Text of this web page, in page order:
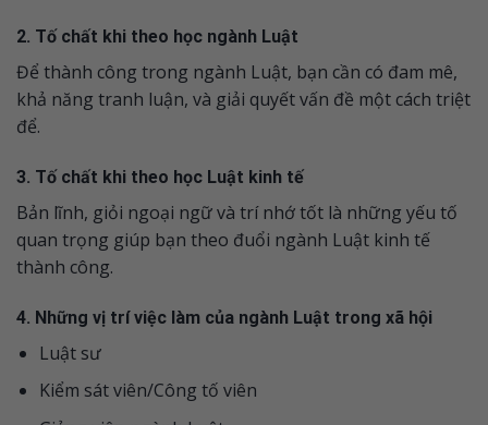
2. Tố chất khi theo học ngành Luật
Để thành công trong ngành Luật, bạn cần có đam mê,
khả năng tranh luận, và giải quyết vấn đề một cách triệt
để.
3. Tố chất khi theo học Luật kinh tế
Bản lĩnh, giỏi ngoại ngữ và trí nhớ tốt là những yếu tố
quan trọng giúp bạn theo đuổi ngành Luật kinh tế
thành công.
4. Những vị trí việc làm của ngành Luật trong xã hội
Luật sư
Kiểm sát viên/Công tố viên